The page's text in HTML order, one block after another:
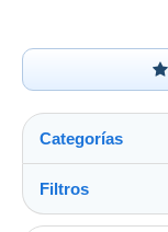
Categorías
Filtros